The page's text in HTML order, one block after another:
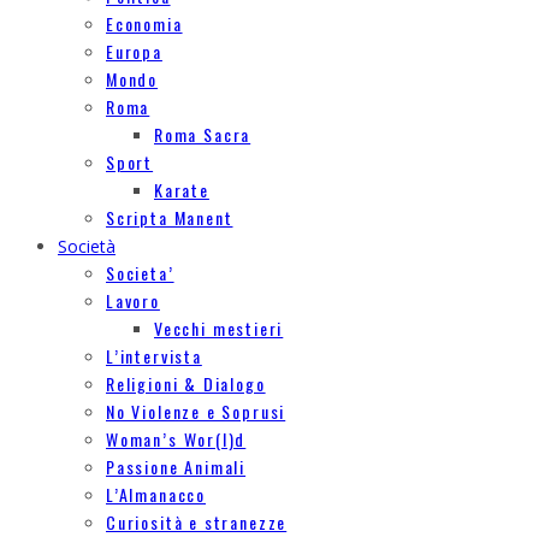
Economia
Europa
Mondo
Roma
Roma Sacra
Sport
Karate
Scripta Manent
Società
Societa’
Lavoro
Vecchi mestieri
L’intervista
Religioni & Dialogo
No Violenze e Soprusi
Woman’s Wor(l)d
Passione Animali
L’Almanacco
Curiosità e stranezze